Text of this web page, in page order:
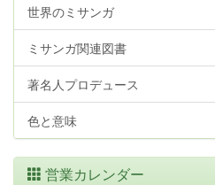
世界のミサンガ
ミサンガ関連図書
著名人プロデュース
色と意味
営業カレンダー